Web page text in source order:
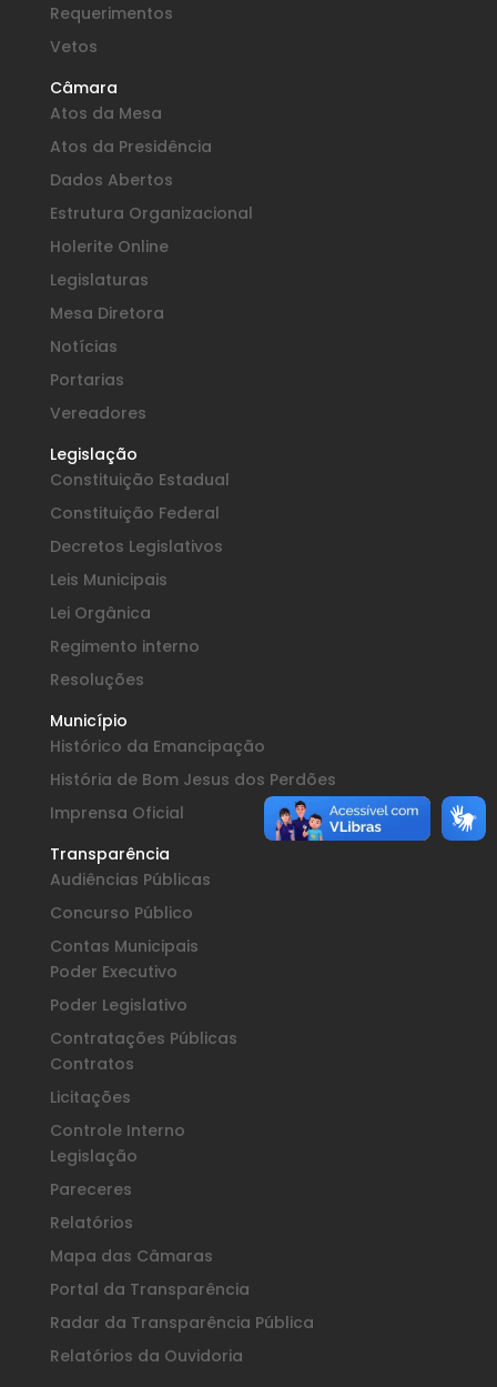
Requerimentos
Vetos
Câmara
Atos da Mesa
Atos da Presidência
Dados Abertos
Estrutura Organizacional
Holerite Online
Legislaturas
Mesa Diretora
Notícias
Portarias
Vereadores
Legislação
Constituição Estadual
Constituição Federal
Decretos Legislativos
Leis Municipais
Lei Orgânica
Regimento interno
Resoluções
Município
Histórico da Emancipação
História de Bom Jesus dos Perdões
Imprensa Oficial
Transparência
Audiências Públicas
Concurso Público
Contas Municipais
Poder Executivo
Poder Legislativo
Contratações Públicas
Contratos
Licitações
Controle Interno
Legislação
Pareceres
Relatórios
Mapa das Câmaras
Portal da Transparência
Radar da Transparência Pública
Relatórios da Ouvidoria